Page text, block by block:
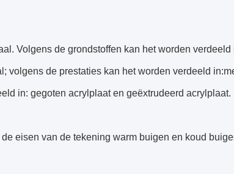
Volgens de grondstoffen kan het worden
volgens de prestaties kan het worden verdeeld
in: gegoten acrylplaat en geëxtrudeerd acrylplaat.
eisen van de tekening warm buigen en koud